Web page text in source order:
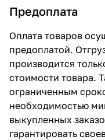
Предоплата
Оплата товаров
предоплатой.
производится
стоимости товара.
ограниченным
необходимостью
выкупленных
гарантировать